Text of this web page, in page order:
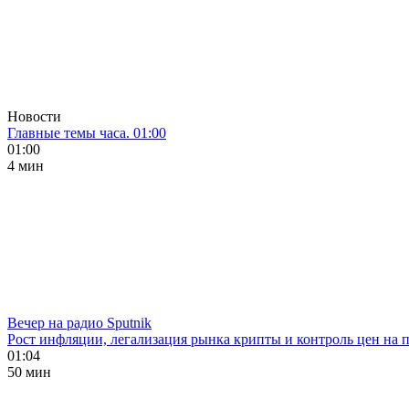
Новости
Главные темы часа. 01:00
01:00
4 мин
Вечер на радио Sputnik
Рост инфляции, легализация рынка крипты и контроль цен на
01:04
50 мин